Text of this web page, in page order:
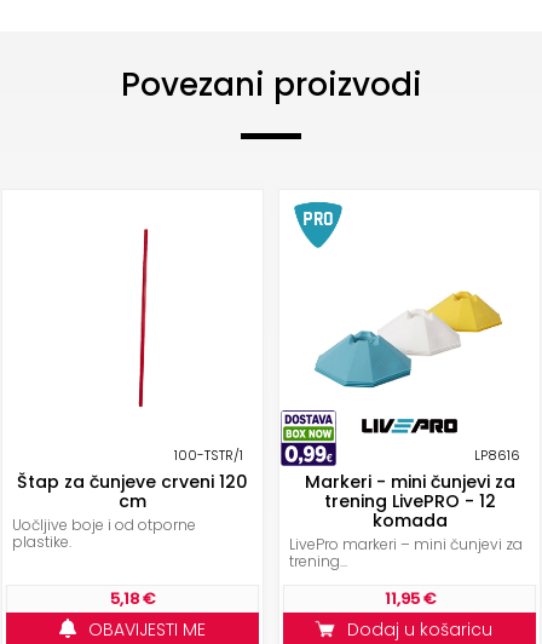
Povezani proizvodi
100-TSTR/1
Štap za čunjeve crveni 120
cm
Uočljive boje i od otporne
plastike.
5,18 €
OBAVIJESTI ME
LP8616
Markeri - mini čunjevi za
trening LivePRO - 12
komada
LivePro markeri – mini čunjevi za
trening...
11,95 €
Dodaj u košaricu